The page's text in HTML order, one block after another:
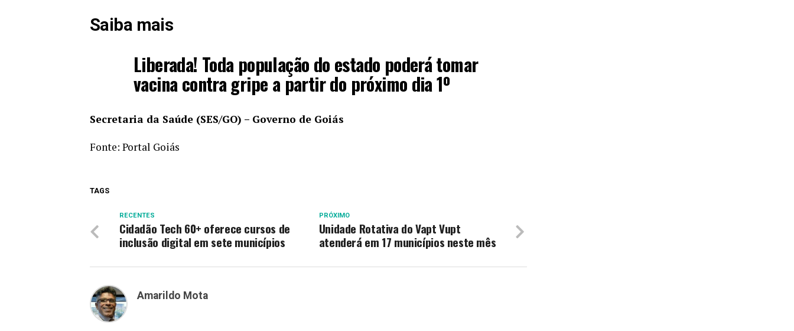
Saiba mais
Liberada! Toda população do estado poderá tomar
vacina contra gripe a partir do próximo dia 1º
Secretaria da Saúde (SES/GO) – Governo de Goiás
Fonte: Portal Goiás
TAGS
PRÓXIMO
Unidade Rotativa do Vapt Vupt
atenderá em 17 municípios neste mês
RECENTES
Cidadão Tech 60+ oferece cursos de
inclusão digital em sete municípios
Amarildo Mota